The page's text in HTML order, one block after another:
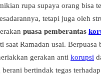
rupa supaya orang bisa
tetapi juga oleh
puasa pemberantas
saat Ramadan usai. Berpuasa
gerakan anti korupsi
bertindak tegas